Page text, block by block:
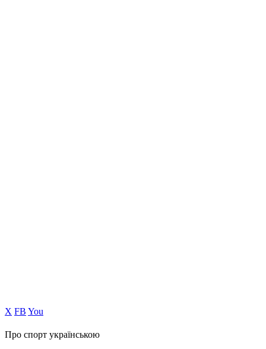
Х FB You
Про спорт українською